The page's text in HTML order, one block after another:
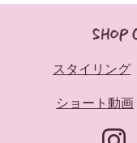
スタイリング
ショート動画